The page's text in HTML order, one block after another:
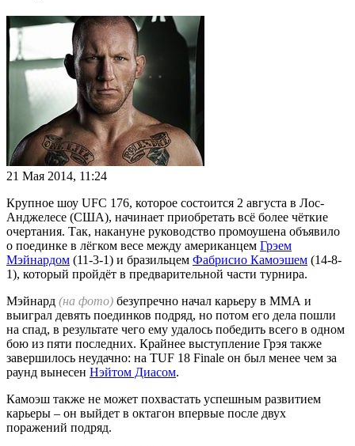
21 Мая 2014, 11:24
Крупное шоу UFC 176, которое состоится 2 августа в Лос-
Анджелесе (США), начинает приобретать всё более чёткие
очертания. Так, накануне руководство промоушена объявило
о поединке в лёгком весе между американцем Грэем
Мэйнардом (11-3-1) и бразильцем Фабрисио Камоэшем (14-8-
1), который пройдёт в предварительной части турнира.
Мэйнард (на фото) безупречно начал карьеру в ММА и
выиграл девять поединков подряд, но потом его дела пошли
на спад, в результате чего ему удалось победить всего в одном
бою из пяти последних. Крайнее выступление Грэя также
завершилось неудачно: на TUF 18 Finale он был менее чем за
раунд вынесен Нэйтом Диасом.
Камоэш также не может похвастать успешным развитием
карьеры – он выйдет в октагон впервые после двух
поражений подряд.